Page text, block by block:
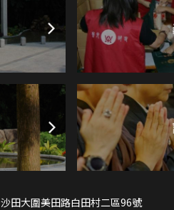
沙田大圍美田路白田村二區96號